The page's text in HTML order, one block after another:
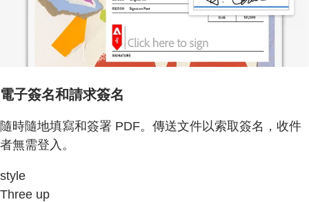
電子簽名和請求簽名
隨時隨地填寫和簽署 PDF。傳送文件以索取簽名，收件
者無需登入。
style
Three up